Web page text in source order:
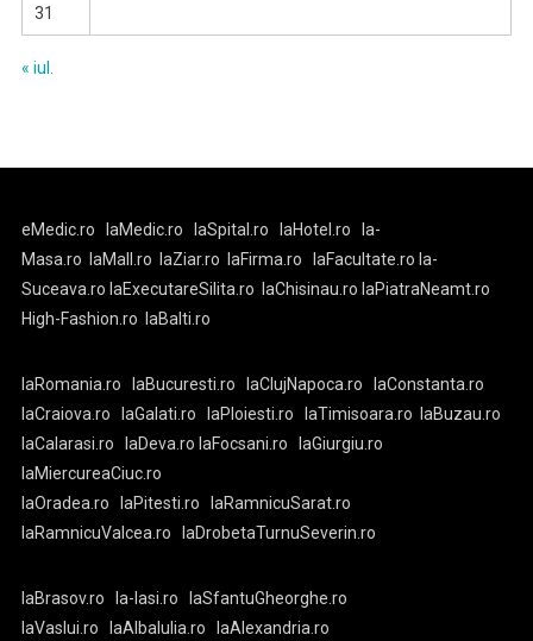
31
« iul.
eMedic.ro laMedic.ro laSpital.ro laHotel.ro
la-
Masa.ro
laMall.ro laZiar.ro laFirma.ro laFacultate.ro la-
Suceava.ro laExecutareSilita.ro laChisinau.ro laPiatraNeamt.ro
High-Fashion.ro
laBalti.ro
laRomania.ro laBucuresti.ro laClujNapoca.ro
laConstanta.ro
laCraiova.ro
laGalati.ro laPloiesti.ro laTimisoara.ro
laBuzau.ro
laCalarasi.ro
laDeva.ro laFocsani.ro
laGiurgiu.ro
laMiercureaCiuc.ro
laOradea.ro
laPitesti.ro
laRamnicuSarat.ro
laRamnicuValcea.ro
laDrobetaTurnuSeverin.ro
laBrasov.ro la-Iasi.ro
laSfantuGheorghe.ro
laVaslui.ro
laAlbaIulia.ro laAlexandria.ro